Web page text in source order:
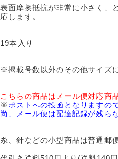
表面摩擦抵抗が非常に小さく、
応します。
19本入り
※掲載号数以外のその他サイズ
こちらの商品はメール便対応商
※ ポストへの投函となりますの
尚、メール便は配達記録が残ら
糸、針などの小型商品は普通郵